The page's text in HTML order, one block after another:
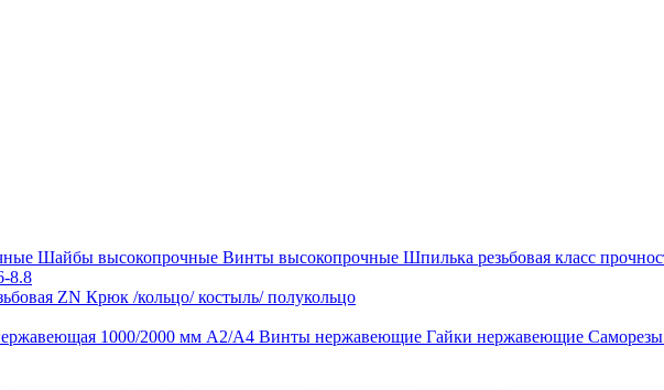
Шайбы высокопрочные Винты высокопрочные Шпилька резьбовая класс
8.8
ZN Крюк /кольцо/ костыль/ полукольцо
1000/2000 мм А2/А4 Винты нержавеющие Гайки нержавеющие